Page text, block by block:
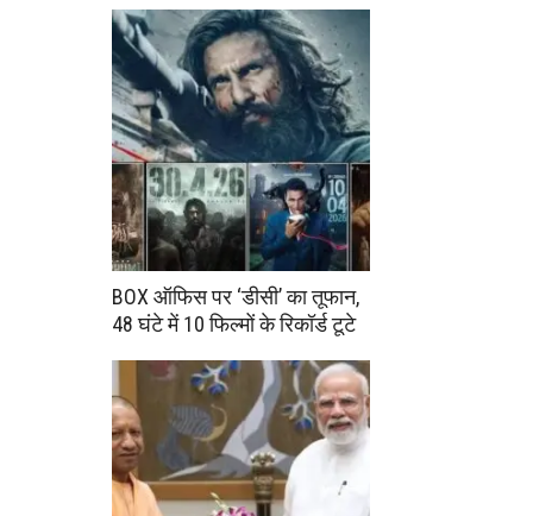
BOX ऑफिस पर ‘डीसी’ का तूफान,
48 घंटे में 10 फिल्मों के रिकॉर्ड टूटे